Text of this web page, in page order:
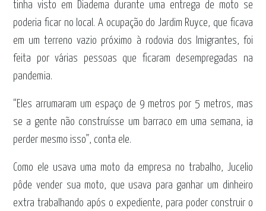
tinha visto em Diadema durante uma entrega de moto se
poderia ficar no local. A ocupação do Jardim Ruyce, que ficava
em um terreno vazio próximo à rodovia dos Imigrantes, foi
feita por várias pessoas que ficaram desempregadas na
pandemia.
“Eles arrumaram um espaço de 9 metros por 5 metros, mas
se a gente não construísse um barraco em uma semana, ia
perder mesmo isso”, conta ele.
Como ele usava uma moto da empresa no trabalho, Jucelio
pôde vender sua moto, que usava para ganhar um dinheiro
extra trabalhando após o expediente, para poder construir o